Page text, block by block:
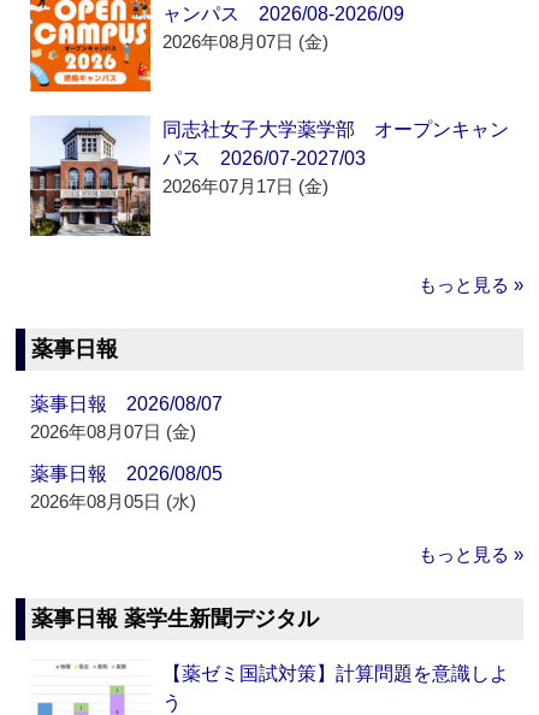
ャンパス 2026/08-2026/09
2026年08月07日 (金)
同志社女子大学薬学部 オープンキャン
パス 2026/07-2027/03
2026年07月17日 (金)
もっと見る »
薬事日報
薬事日報 2026/08/07
2026年08月07日 (金)
薬事日報 2026/08/05
2026年08月05日 (水)
もっと見る »
薬事日報 薬学生新聞デジタル
【薬ゼミ国試対策】計算問題を意識しよ
う